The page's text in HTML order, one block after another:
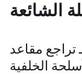
الشائعة
تراجع مقاعد
الخلفية